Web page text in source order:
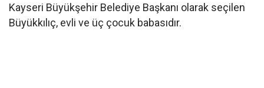
Kayseri Büyükşehir Belediye Başkanı olarak seçilen
Büyükkılıç, evli ve üç çocuk babasıdır.